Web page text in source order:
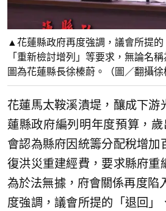
▲花蓮縣政府再度強調，議會所提的
「重新檢討增列」等要求，無論名
圖為花蓮縣長徐榛蔚。（圖／翻攝徐
花蓮馬太鞍溪潰堤，釀成下游
蓮縣政府編列明年度預算，
會認為縣府因統籌分配稅增加
復洪災重建經費，要求縣府重
為於法無據，府會關係再度陷
度強調，議會所提的「退回」